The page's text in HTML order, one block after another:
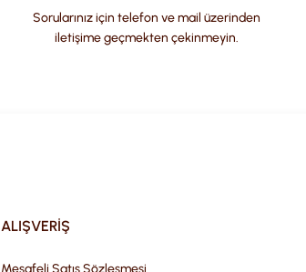
Sorularınız için telefon ve mail üzerinden
iletişime geçmekten çekinmeyin.
ALIŞVERİŞ
Mesafeli Satış Sözleşmesi